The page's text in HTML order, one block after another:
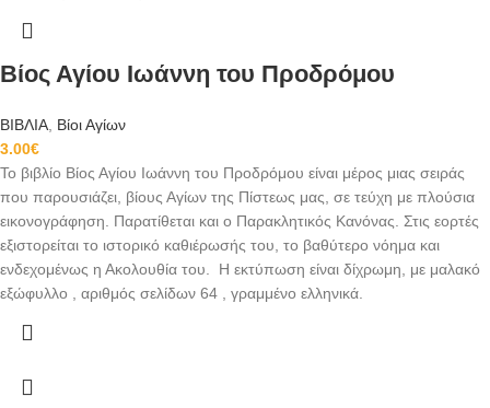
Βίος Αγίου Ιωάννη του Προδρόμου
ΒΙΒΛΙΑ Βίοι Αγίων
3.00€
Το βιβλίο Βίος Αγίου Ιωάννη του Προδρόμου είναι μέρος μιας σειράς
που παρουσιάζει, βίους Αγίων της Πίστεως μας, σε τεύχη με πλούσια
εικονογράφηση. Παρατίθεται και ο Παρακλητικός Κανόνας. Στις εορτές
εξιστορείται το ιστορικό καθιέρωσής του, το βαθύτερο νόημα και
ενδεχομένως η Ακολουθία του. Η εκτύπωση είναι δίχρωμη, με μαλακό
εξώφυλλο , αριθμός σελίδων 64 , γραμμένο ελληνικά.